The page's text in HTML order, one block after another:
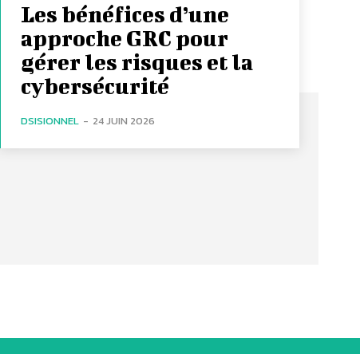
Les bénéfices d’une
approche GRC pour
gérer les risques et la
cybersécurité
DSISIONNEL - 24 JUIN 2026